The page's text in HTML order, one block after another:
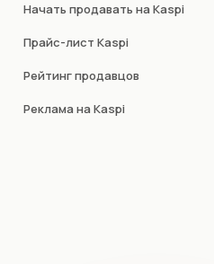
Начать продавать на Kaspi
Прайс-лист Kaspi
Рейтинг продавцов
Реклама на Kaspi